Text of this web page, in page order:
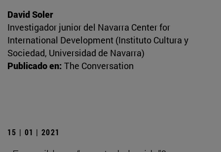
David Soler
Investigador junior del Navarra Center for
International Development (Instituto Cultura y
Sociedad, Universidad de Navarra)
Publicado en: The Conversation
15 | 01 | 2021